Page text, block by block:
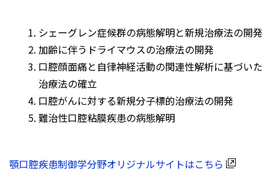
シェーグレン症候群の病態解明と新規治療法の開発
加齢に伴うドライマウスの治療法の開発
口腔顔面痛と自律神経活動の関連性解析に基づいた
治療法の確立
口腔がんに対する新規分子標的治療法の開発
難治性口腔粘膜疾患の病態解明
顎口腔疾患制御学分野オリジナルサイトはこちら